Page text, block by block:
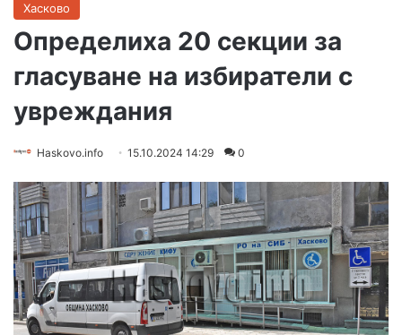
Хасково
Определиха 20 секции за
гласуване на избиратели с
увреждания
Haskovo.info 15.10.2024 14:29 0